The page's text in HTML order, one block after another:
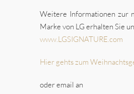
Weitere Informationen zur
Marke von LG erhalten Sie
www.LGSIGNATURE.com
Hier gehts zum
oder email an